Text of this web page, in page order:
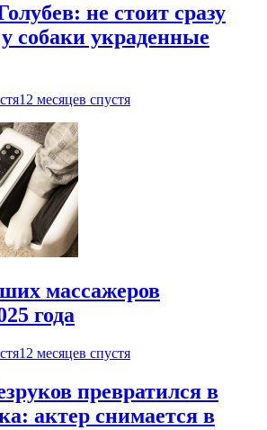
не стоит сразу
собаки украденные
12 месяцев спустя
массажеров
года
12 месяцев спустя
превратился в
актер снимается в